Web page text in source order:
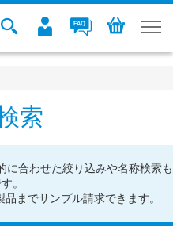
索
に合わせた絞り込みや名称検索も
。
までサンプル請求できます。